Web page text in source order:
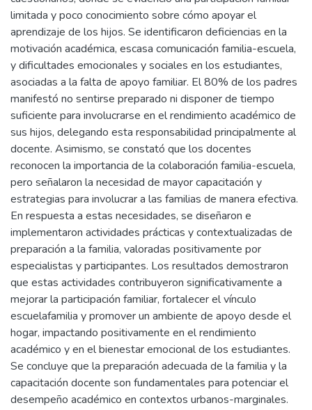
limitada y poco conocimiento sobre cómo apoyar el
aprendizaje de los hijos. Se identificaron deficiencias en la
motivación académica, escasa comunicación familia-escuela,
y dificultades emocionales y sociales en los estudiantes,
asociadas a la falta de apoyo familiar. El 80% de los padres
manifestó no sentirse preparado ni disponer de tiempo
suficiente para involucrarse en el rendimiento académico de
sus hijos, delegando esta responsabilidad principalmente al
docente. Asimismo, se constató que los docentes
reconocen la importancia de la colaboración familia-escuela,
pero señalaron la necesidad de mayor capacitación y
estrategias para involucrar a las familias de manera efectiva.
En respuesta a estas necesidades, se diseñaron e
implementaron actividades prácticas y contextualizadas de
preparación a la familia, valoradas positivamente por
especialistas y participantes. Los resultados demostraron
que estas actividades contribuyeron significativamente a
mejorar la participación familiar, fortalecer el vínculo
escuelafamilia y promover un ambiente de apoyo desde el
hogar, impactando positivamente en el rendimiento
académico y en el bienestar emocional de los estudiantes.
Se concluye que la preparación adecuada de la familia y la
capacitación docente son fundamentales para potenciar el
desempeño académico en contextos urbanos-marginales.